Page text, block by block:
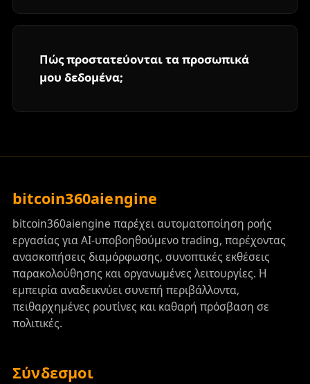
Πώς προστατεύονται τα προσωπικά
μου δεδομένα;
bitcoin360aiengine
bitcoin360aiengine παρέχει αυτοματοποίηση ροής
εργασίας για AI-υποβοηθούμενο trading, παρέχοντας
ανασκοπήσεις διαμόρφωσης, συνοπτικές εκθέσεις
παρακολούθησης και οργανωμένες λειτουργίες. Η
εμπειρία αναδεικνύει συνεπή περιβάλλοντα,
πειθαρχημένες ρουτίνες και καθαρή πρόσβαση σε
πολιτικές.
Σύνδεσμοι